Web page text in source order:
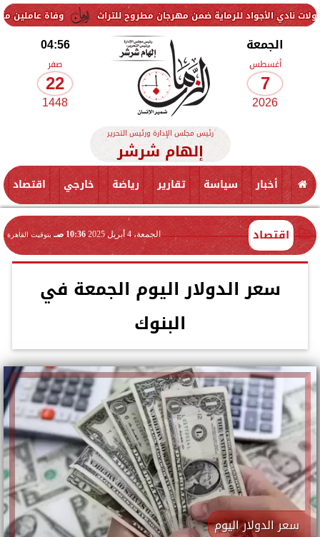
وفاة عاملين متأثرين للرماية ضمن مهرجان مطروح للتراث
الجمعة
أغسطس
7
2026
04:56
صفر
22
1448
رئيس مجلس الإدارة ورئيس التحرير
إلهام شرشر
أخبار سياسة تقارير رياضة خارجي اقتصاد
اقتصاد الجمعة، 4 أبريل 2025 10:36 صـ بتوقيت القاهرة
سعر الدولار اليوم الجمعة في
البنوك
سعر الدولار اليوم